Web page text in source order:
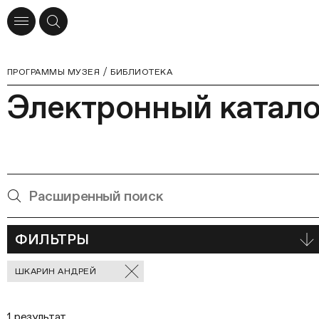
ПРОГРАММЫ МУЗЕЯ БИБЛИОТЕКА
Электронный
ФИЛЬТРЫ
Отмеченные
фильтры
ШКАРИН АНДРЕЙ